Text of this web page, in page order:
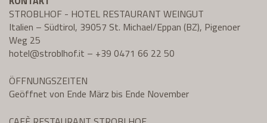
STROBLHOF - HOTEL RESTAURANT WEINGUT
Italien – Südtirol, 39057 St. Michael/Eppan (BZ), Pigenoer
Weg 25
hotel@stroblhof.it – +39 0471 66 22 50
ÖFFNUNGSZEITEN
Geöffnet von Ende März bis Ende November